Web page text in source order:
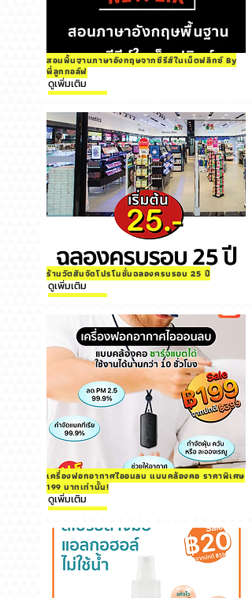
สอนพื้นฐานภาษาอังกฤษจากซีรีส์ในเน็ตฟลิกซ์ By
พี่ลูกกอล์ฟ
ดูเพิ่มเติม
ร้านวัตสันจัดโปรโมชั่นฉลองครบรอบ 25 ปี
ดูเพิ่มเติม
เครื่องฟอกอากาศไออนลบ แบบคล้องคอ ราคาพิเศษ
199 บาทเท่านั้น!
ดูเพิ่มเติม